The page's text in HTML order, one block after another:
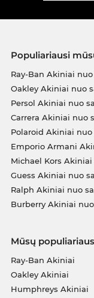
Populiariausi
Ray-Ban Akiniai
Oakley Akiniai nuo
Persol Akiniai nuo
Carrera Akiniai nuo
Polaroid Akiniai nuo
Emporio Armani
Michael Kors
Guess Akiniai nuo
Ralph Akiniai nuo
Burberry Akiniai
Mūsų
Ray-Ban Akiniai
Oakley Akiniai
Humphreys Akiniai